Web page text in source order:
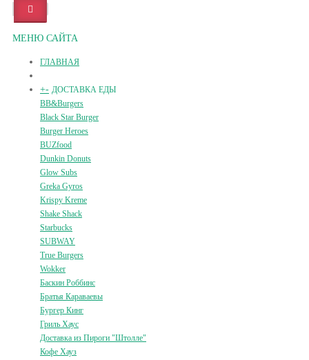
МЕНЮ САЙТА
ГЛАВНАЯ
+- ДОСТАВКА ЕДЫ
BB&Burgers
Black Star Burger
Burger Heroes
BUZfood
Dunkin Donuts
Glow Subs
Greka Gyros
Krispy Kreme
Shake Shack
Starbucks
SUBWAY
True Burgers
Wokker
Баскин Роббинс
Братья Караваевы
Бургер Кинг
Гриль Хаус
Доставка из Пироги "Штолле"
Кофе Хауз